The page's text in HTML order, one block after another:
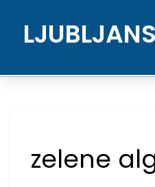
content
zelene